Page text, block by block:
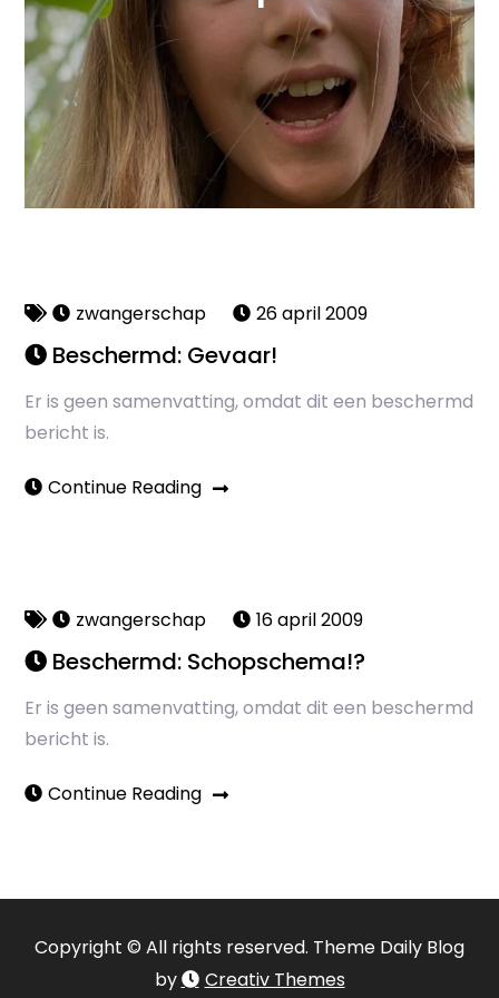
zwangerschap 26 april 2009
Beschermd: Gevaar!
Er is geen samenvatting, omdat dit een beschermd
bericht is.
Continue Reading
zwangerschap 16 april 2009
Beschermd: Schopschema!?
Er is geen samenvatting, omdat dit een beschermd
bericht is.
Continue Reading
Copyright © All rights reserved. Theme Daily Blog
by
Creativ Themes